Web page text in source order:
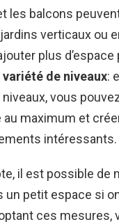
les balcons
verticaux ou
plus
variété de niveaux:
vous
au maximum et
intéressants.
il est possible de
un petit espace si
ces mesures,